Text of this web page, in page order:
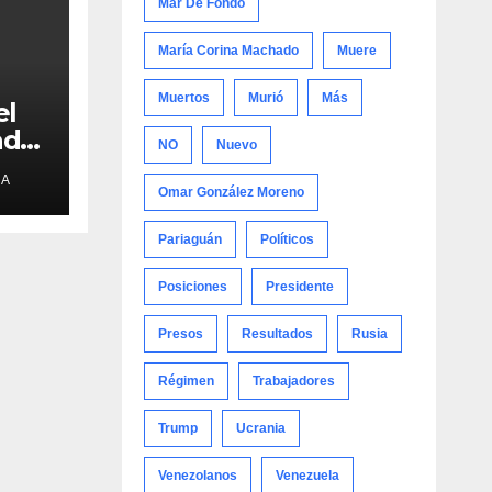
Mar De Fondo
María Corina Machado Muere
Muertos Murió Más
NO Nuevo
Omar González Moreno
Pariaguán Políticos
Posiciones Presidente
Presos Resultados Rusia
Régimen Trabajadores
Trump Ucrania
Venezolanos Venezuela